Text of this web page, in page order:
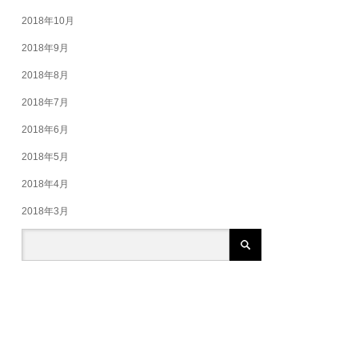
2018年10月
2018年9月
2018年8月
2018年7月
2018年6月
2018年5月
2018年4月
2018年3月